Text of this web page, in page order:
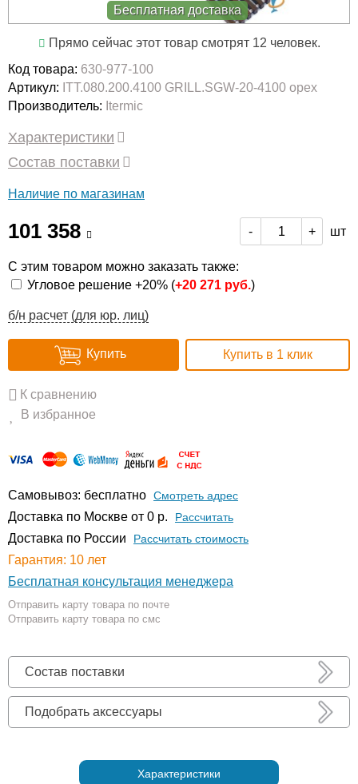
Бесплатная доставка
Прямо сейчас этот товар смотрят 12 человек.
Код товара: 630-977-100
Артикул: ITT.080.200.4100 GRILL.SGW-20-4100 орех
Производитель: Itermic
Характеристики
Состав поставки
Наличие по магазинам
101 358 - + шт
С этим товаром можно заказать также:
Угловое решение +20% (+20 271 руб.)
б/н расчет (для юр. лиц)
Купить Купить в 1 клик
К сравнению
В избранное
Самовывоз: бесплатно Смотреть адрес
Доставка по Москве от 0 р. Расcчитать
Доставка по России Рассчитать стоимость
Гарантия: 10 лет
Бесплатная консультация менеджера
Отправить карту товара по почте
Отправить карту товара по смс
Состав поставки
Подобрать аксессуары
Характеристики